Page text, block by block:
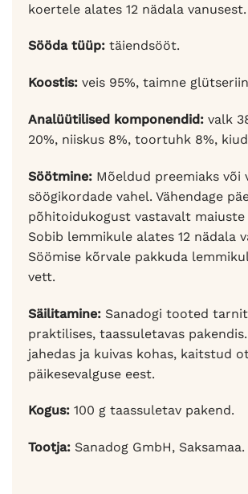
koertele alates 12 nädala vanusest.
Sööda tüüp: täiendsööt.
Koostis: veis 95%, taimne
Analüütilised komponendid: valk
20%, niiskus 8%, toortuhk 8%,
Söötmine: Mõeldud preemiaks või
söögikordade vahel. Vähendage
põhitoidukogust vastavalt maiuste
Sobib lemmikule alates 12 nädala
Söömise kõrvale pakkuda
vett.
Säilitamine: Sanadogi tooted
praktilises, taassuletavas
jahedas ja kuivas kohas, kaitstud
päikesevalguse eest.
Kogus: 100 g taassuletav pakend.
Tootja: Sanadog GmbH, Saksamaa.